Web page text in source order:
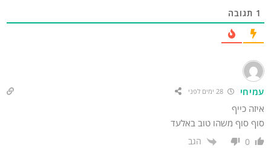
תגובה
28 ימים לפני
כייף
סוף משהו טוב באלעד
0 הגב